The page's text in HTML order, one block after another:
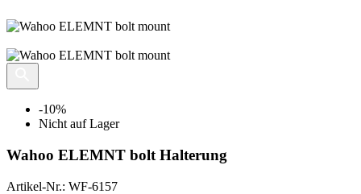
-10%
Nicht auf Lager
Wahoo ELEMNT bolt Halterung
Artikel-Nr.: WF-6157